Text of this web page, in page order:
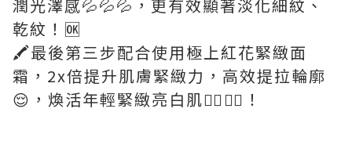
潤光澤感💦💦💦，更有效顯著淡化細紋、
乾紋！🆗
🖍️最後第三步配合使用極上紅花緊緻面
霜，2x倍提升肌膚緊緻力，高效提拉輪廓
😌，煥活年輕緊緻亮白肌👍🏻👍🏻！